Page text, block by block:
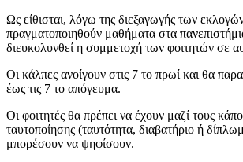
Ως είθισται, λόγω της διεξαγωγής των
πραγματοποιηθούν μαθήματα στα
διευκολυνθεί η συμμετοχή των φοιτητών σε
Οι κάλπες ανοίγουν στις 7 το πρωί και θα
έως τις 7 το απόγευμα.
Οι φοιτητές θα πρέπει να έχουν μαζί τους
ταυτοποίησης (ταυτότητα, διαβατήριο ή
μπορέσουν να ψηφίσουν.